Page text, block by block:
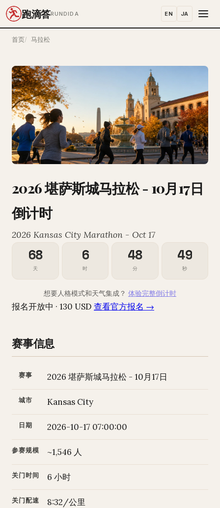
跑滴答RUNDIDA EN JA
首页 马拉松
2026 堪萨斯城马拉松 - 10月17日
倒计时
2026 Kansas City Marathon - Oct 17
68
天
6
时
48
分
48
秒
想要人格模式和天气集成？ 体验完整倒计时
报名开放中 · 130 USD 查看官方报名 →
赛事信息
赛事 2026 堪萨斯城马拉松 - 10月17日
城市 Kansas City
日期 2026-10-17 07:00:00
参赛规模 ~1,546 人
关门时间 6 小时
关门配速 8:32/公里